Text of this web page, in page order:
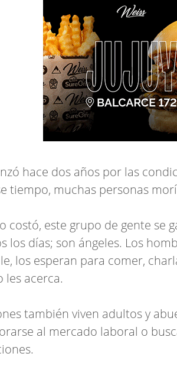
hace dos años por las
tiempo, muchas personas
costó, este grupo de gente se
los días; son ángeles. Los
los esperan para comer,
les acerca.
también viven adultos y
al mercado laboral o